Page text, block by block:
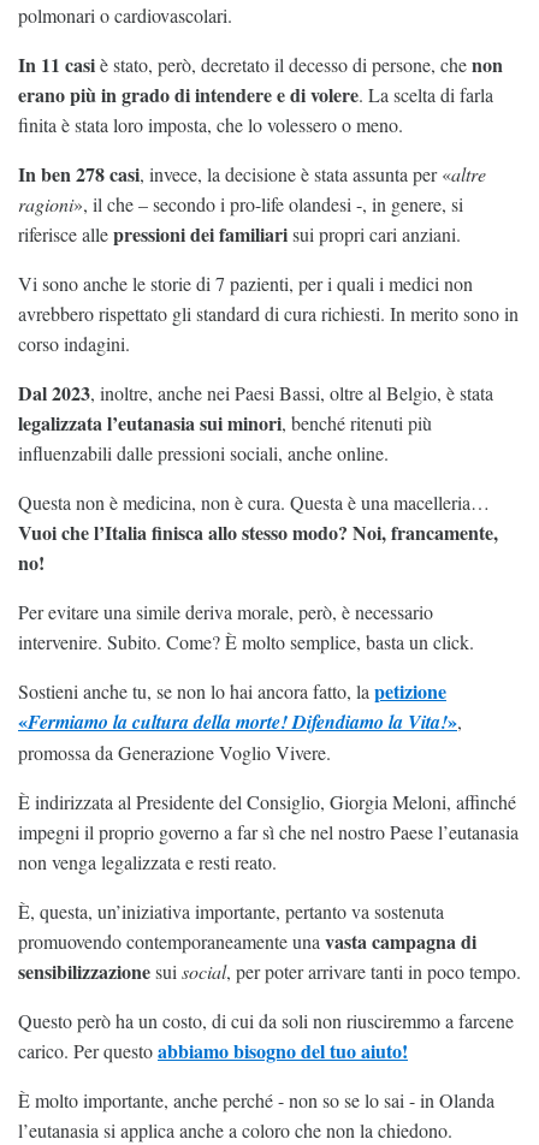
polmonari o cardiovascolari.
In 11 casiè stato, però, decretato il decesso di persone, chenon
erano più in grado di intendere e di volere. La scelta di farla
finita è stata loro imposta, che lo volessero o meno.
In ben 278 casi, invece, la decisione è stata assunta per «altre
ragioni», il che – secondo i pro-life olandesi -, in genere, si
riferisce allepressioni dei familiarisui propri cari anziani.
Vi sono anche le storie di 7 pazienti, per i quali i medici non
avrebbero rispettato gli standard di cura richiesti. In merito sono in
corso indagini.
Dal 2023, inoltre, anche nei Paesi Bassi, oltre al Belgio, è stata
legalizzata l’eutanasia sui minori, benché ritenuti più
influenzabili dalle pressioni sociali, anche online.
Questa non è medicina, non è cura. Questa è una macelleria…
Vuoi che l’Italia finisca allo stesso modo? Noi, francamente,
no!
Per evitare una simile deriva morale, però, è necessario
intervenire. Subito. Come? È molto semplice, basta un click.
Sostieni anche tu, se non lo hai ancora fatto, lapetizione
«Fermiamo la cultura della morte! Difendiamo la Vita!»,
promossa da Generazione Voglio Vivere.
È indirizzata al Presidente del Consiglio, Giorgia Meloni, affinché
impegni il proprio governo a far sì che nel nostro Paese l’eutanasia
non venga legalizzata e resti reato.
È, questa, un’iniziativa importante, pertanto va sostenuta
promuovendo contemporaneamente unavasta campagna di
sensibilizzazionesuisocial, per poter arrivare tanti in poco tempo.
Questo però ha un costo, di cui da soli non riusciremmo a farcene
carico. Per questoabbiamo bisogno del tuo aiuto!
È molto importante, anche perché - non so se lo sai - in Olanda
l’eutanasia si applica anche a coloro che non la chiedono.